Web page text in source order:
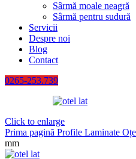
Sârmă moale neagră
Sârmă pentru sudură
Servicii
Despre noi
Blog
Contact
0265-253.739
Click to enlarge
Prima pagină Profile Laminate
mm